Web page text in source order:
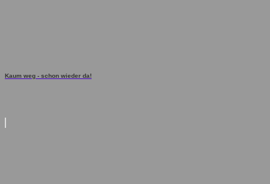
Kaum weg - schon wieder da!